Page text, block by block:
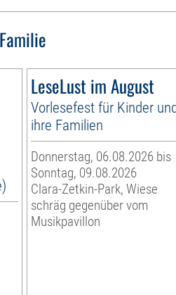
LeseLust im August
Vorlesefest für Kinder und
ihre Familien
Donnerstag, 06.08.2026 bis
Sonntag, 09.08.2026
Clara-Zetkin-Park, Wiese
schräg gegenüber vom
Musikpavillon